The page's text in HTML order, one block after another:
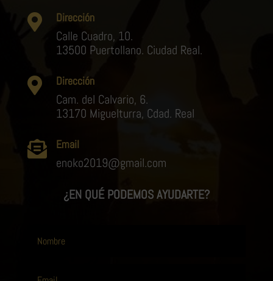
 Dirección
Calle Cuadro, 10.
13500 Puertollano. Ciudad Real.
 Dirección
Cam. del Calvario, 6.
13170 Miguelturra, Cdad. Real
 Email
enoko2019@gmail.com
¿EN QUÉ PODEMOS AYUDARTE?